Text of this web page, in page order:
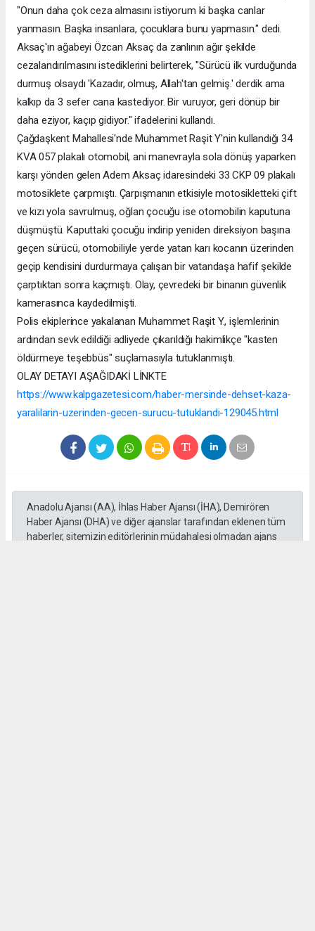
"Onun daha çok ceza almasını istiyorum ki başka canlar
yanmasın. Başka insanlara, çocuklara bunu yapmasın." dedi.
Aksaç'ın ağabeyi Özcan Aksaç da zanlının ağır şekilde
cezalandırılmasını istediklerini belirterek, "Sürücü ilk vurduğunda
durmuş olsaydı 'Kazadır, olmuş, Allah'tan gelmiş.' derdik ama
kalkıp da 3 sefer cana kastediyor. Bir vuruyor, geri dönüp bir
daha eziyor, kaçıp gidiyor." ifadelerini kullandı.
Çağdaşkent Mahallesi'nde Muhammet Raşit Y'nin kullandığı 34
KVA 057 plakalı otomobil, ani manevrayla sola dönüş yaparken
karşı yönden gelen Adem Aksaç idaresindeki 33 CKP 09 plakalı
motosiklete çarpmıştı. Çarpışmanın etkisiyle motosikletteki çift
ve kızı yola savrulmuş, oğlan çocuğu ise otomobilin kaputuna
düşmüştü. Kaputtaki çocuğu indirip yeniden direksiyon başına
geçen sürücü, otomobiliyle yerde yatan karı kocanın üzerinden
geçip kendisini durdurmaya çalışan bir vatandaşa hafif şekilde
çarptıktan sonra kaçmıştı. Olay, çevredeki bir binanın güvenlik
kamerasınca kaydedilmişti.
Polis ekiplerince yakalanan Muhammet Raşit Y., işlemlerinin
ardından sevk edildiği adliyede çıkarıldığı hakimlikçe "kasten
öldürmeye teşebbüs" suçlamasıyla tutuklanmıştı.
OLAY DETAYI AŞAĞIDAKİ LİNKTE
https://www.kalpgazetesi.com/haber-mersinde-dehset-kaza-
yaralilarin-uzerinden-gecen-surucu-tutuklandi-129045.html
Anadolu Ajansı (AA), İhlas Haber Ajansı (İHA), Demirören
Haber Ajansı (DHA) ve diğer ajanslar tarafından eklenen tüm
haberler, sitemizin editörlerinin müdahalesi olmadan ajans